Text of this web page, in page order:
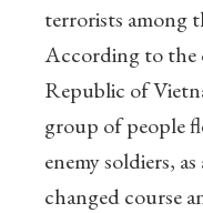
terrorists among
According to the
Republic of
group of people
enemy soldiers,
changed course